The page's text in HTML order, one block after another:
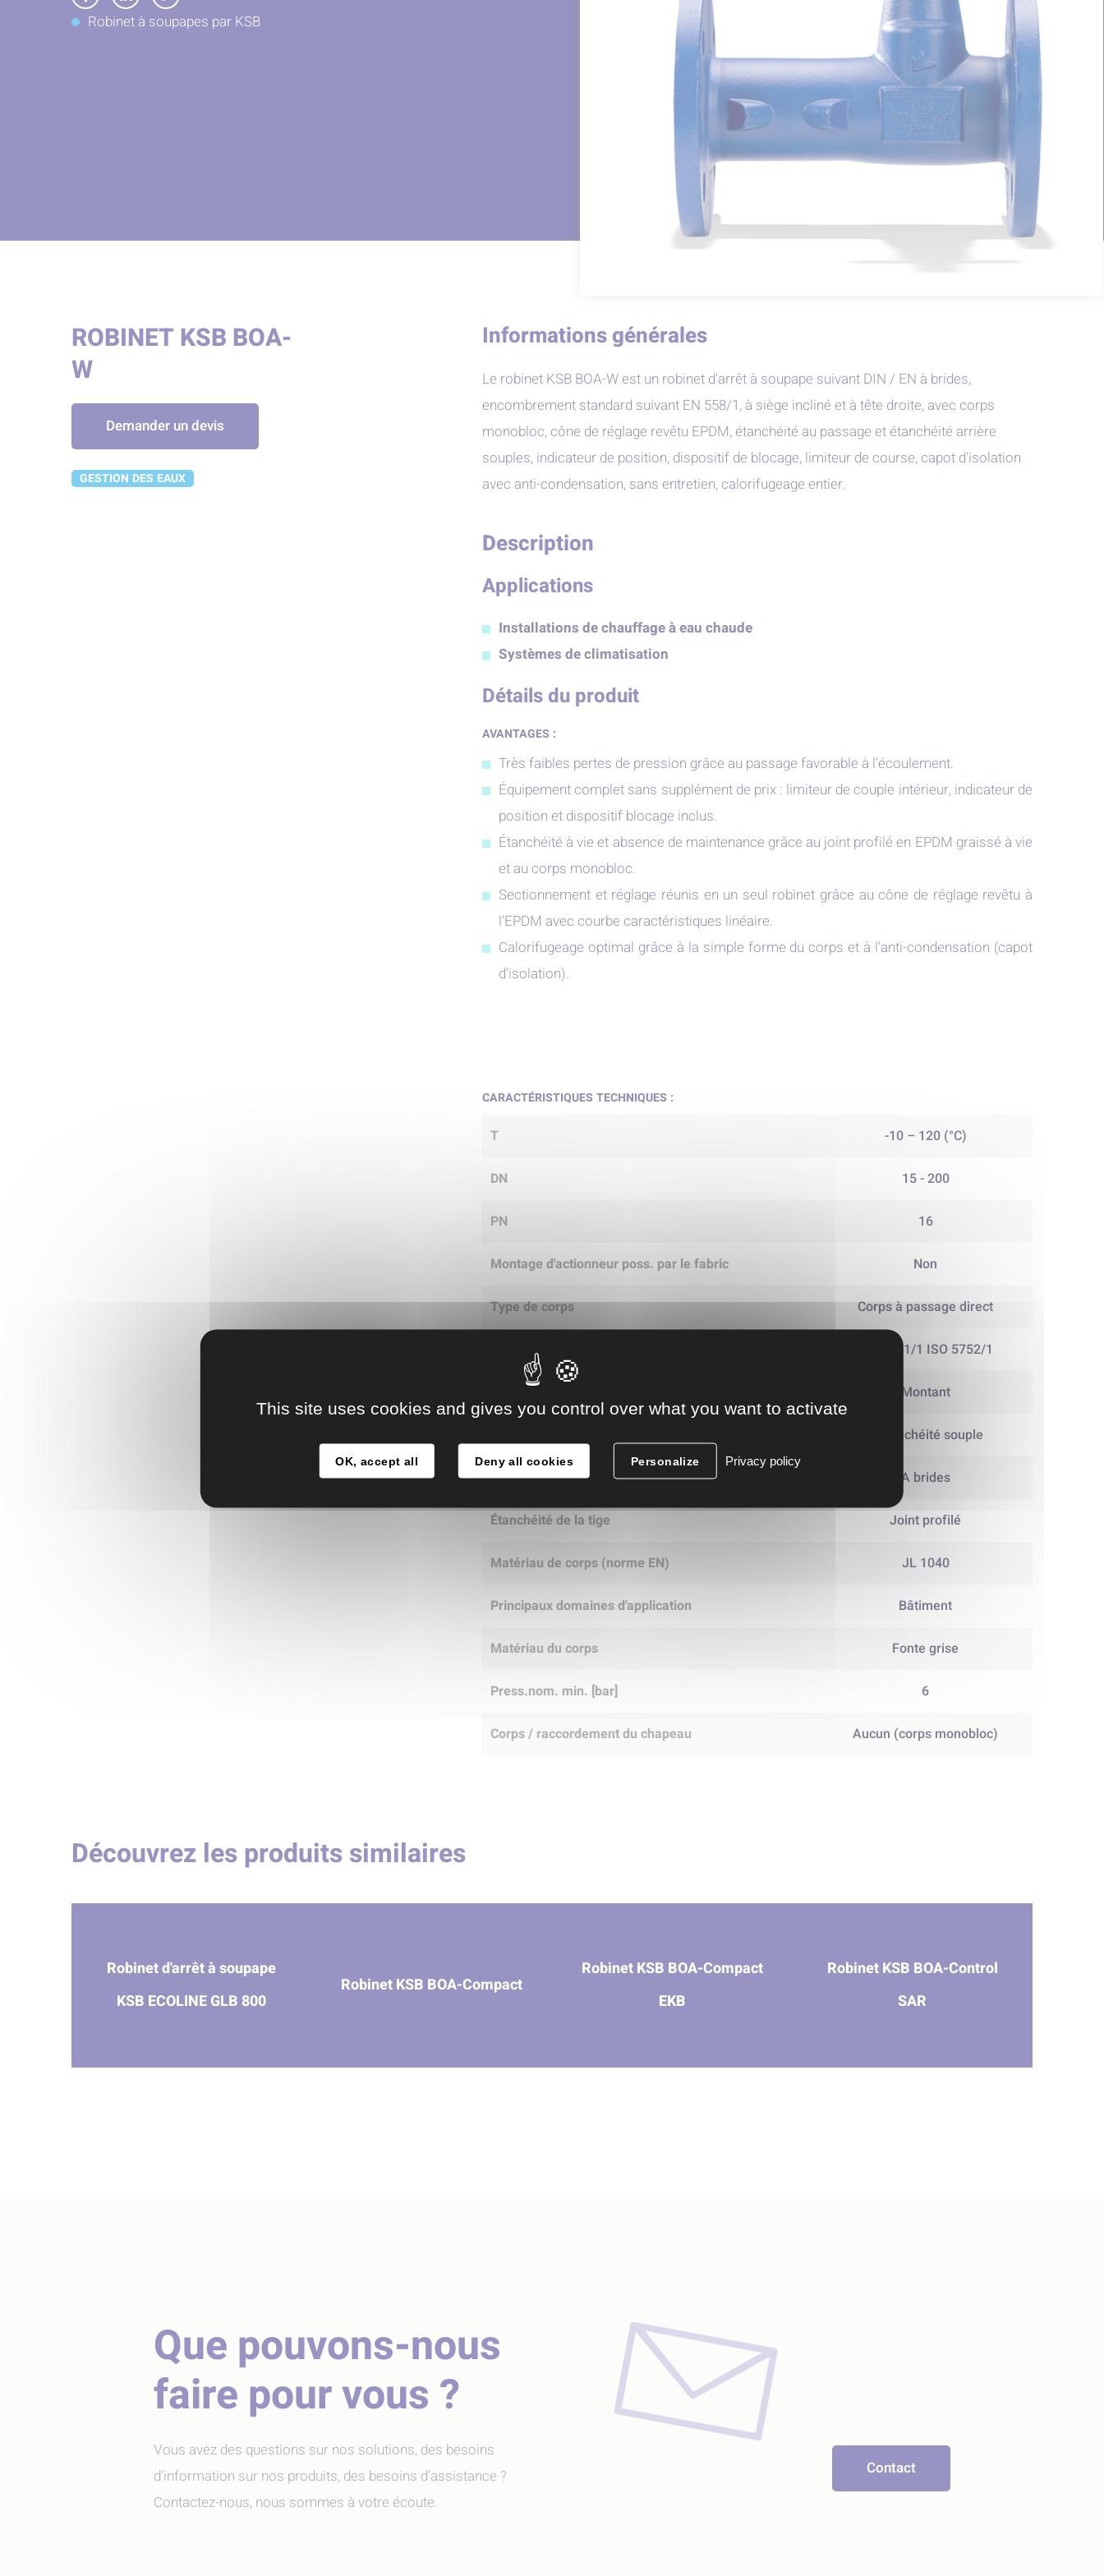
Partager
sur
Partager
sur
Partager
sur
Robinet à soupapes par KSB
ROBINET KSB BOA-
W
Demander un devis
GESTION DES EAUX
Informations générales
Le robinet KSB BOA-W est un robinet d'arrêt à soupape suivant DIN / EN à brides,
encombrement standard suivant EN 558/1, à siège incliné et à tête droite, avec corps
monobloc, cône de réglage revêtu EPDM, étanchéité au passage et étanchéité arrière
souples, indicateur de position, dispositif de blocage, limiteur de course, capot d'isolation
avec anti-condensation, sans entretien, calorifugeage entier.
Description
Applications
Installations de chauffage à eau chaude
Systèmes de climatisation
Détails du produit
AVANTAGES :
Très faibles pertes de pression grâce au passage favorable à l'écoulement.
Équipement complet sans supplément de prix : limiteur de couple intérieur, indicateur de
position et dispositif blocage inclus.
Étanchéité à vie et absence de maintenance grâce au joint profilé en EPDM graissé à vie
et au corps monobloc.
Sectionnement et réglage réunis en un seul robinet grâce au cône de réglage revêtu à
l'EPDM avec courbe caractéristiques linéaire.
Calorifugeage optimal grâce à la simple forme du corps et à l'anti-condensation (capot
d'isolation).
CARACTÉRISTIQUES TECHNIQUES :
T -10 – 120 (°C)
DN 15 - 200
PN 16
Montage d'actionneur poss. par le fabric Non
Type de corps Corps à passage direct
Norme dimensionnelle EN 558-1/1 ISO 5752/1
Actionnement d'un volant Montant
à étanchéité souple
Type de raccordement de tuyauterie A brides
Étanchéité de la tige Joint profilé
Matériau de corps (norme EN) JL 1040
Principaux domaines d'application Bâtiment
Matériau du corps Fonte grise
Press.nom. min. [bar] 6
Corps / raccordement du chapeau Aucun (corps monobloc)
Découvrez les produits similaires
Robinet d'arrêt à soupape
KSB ECOLINE GLB 800
Robinet KSB BOA-Compact
Robinet KSB BOA-Compact
EKB
Robinet KSB BOA-Control
SAR
Que pouvons-nous
faire pour vous ?
Vous avez des questions sur nos solutions, des besoins
d'information sur nos produits, des besoins d’assistance ?
Contactez-nous, nous sommes à votre écoute.
Contact
This site uses cookies and gives you control over what you want to activate
OK, accept all Deny all cookies Personalize Privacy policy